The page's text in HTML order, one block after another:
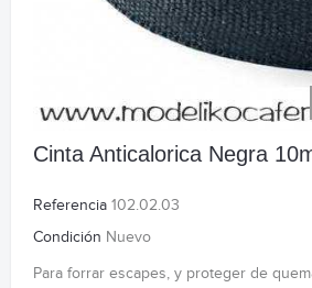
Cinta Anticalorica Negra
Referencia 102.02.03
Condición Nuevo
Para forrar escapes, y proteger de